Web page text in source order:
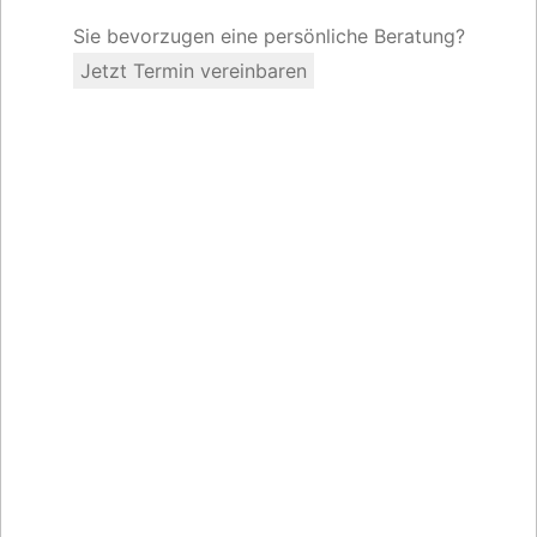
Sie bevorzugen eine persönliche Beratung?
Jetzt Termin vereinbaren